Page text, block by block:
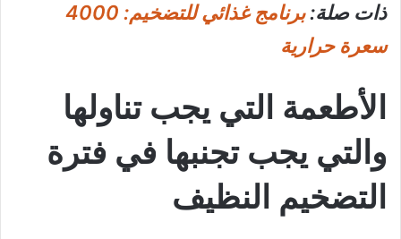
ذات صلة:
برنامج غذائي للتضخيم: 4000
سعرة حرارية
الأطعمة التي يجب تناولها
والتي يجب تجنبها في فترة
التضخيم النظيف